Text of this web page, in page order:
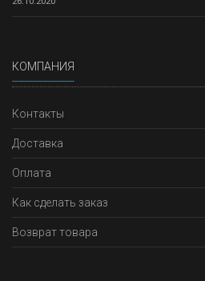
КОМПАНИЯ
Контакты
Доставка
Оплата
Как сделать заказ
Возврат товара